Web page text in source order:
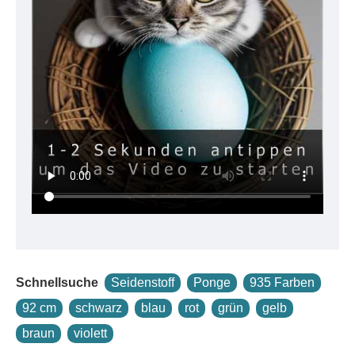
Es ist ein atmungsaktives, 100 % reines
Naturprodukt.
Da dieses Material zudem sehr preiswert ist, wird es
in Schulen, Freizeiteinrichtungen und bei der
Ergotherapie besonders gerne angeboten.
Luxus Ponge 4.2 wird bei uns als Meterware in 90 cm
Breite und in Form rollierter Tüchern/Schals in vielen
Formaten sowohl in Weiß als auch in einer riesigen
Farbskala angeboten.
Schnellsuche Seidenstoff Ponge
935 Farben
92 cm
schwarz blau rot grün
gelb
braun
violett